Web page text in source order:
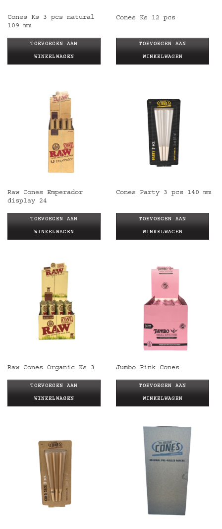
Cones Ks 3 pcs natural
109 mm
TOEVOEGEN AAN
WINKELWAGEN
Cones Ks 12 pcs
TOEVOEGEN AAN
WINKELWAGEN
Raw Cones Emperador
display 24
TOEVOEGEN AAN
WINKELWAGEN
Cones Party 3 pcs 140 mm
TOEVOEGEN AAN
WINKELWAGEN
Raw Cones Organic Ks 3
TOEVOEGEN AAN
WINKELWAGEN
Jumbo Pink Cones
TOEVOEGEN AAN
WINKELWAGEN